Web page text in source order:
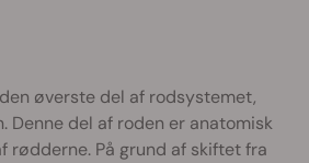
øverste del af rodsystemet,
Denne del af roden er anatomisk
rødderne. På grund af skiftet fra